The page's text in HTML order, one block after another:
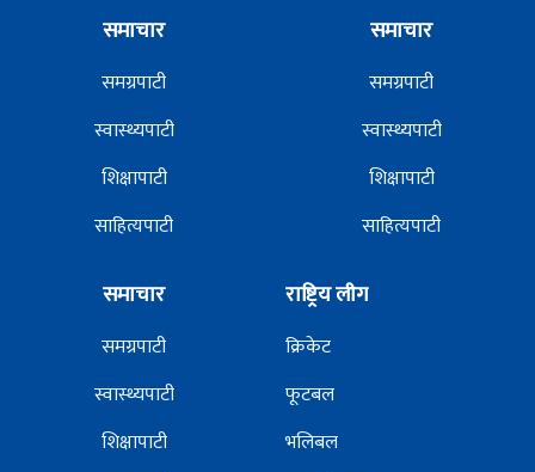
समाचार
समग्रपाटी
स्वास्थ्यपाटी
शिक्षापाटी
साहित्यपाटी
समाचार
समग्रपाटी
स्वास्थ्यपाटी
शिक्षापाटी
साहित्यपाटी
समाचार
समग्रपाटी
स्वास्थ्यपाटी
शिक्षापाटी
राष्ट्रिय लीग
क्रिकेट
फूटबल
भलिबल